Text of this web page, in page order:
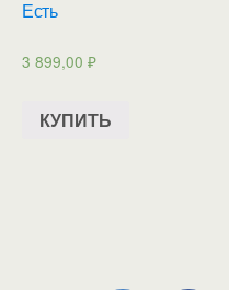
Есть
3 899,00 ₽
КУПИТЬ